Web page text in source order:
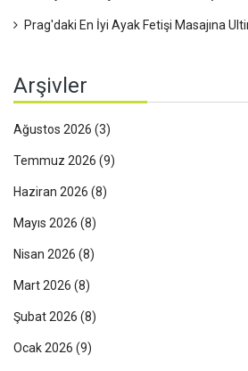
Prag'daki En İyi Ayak Fetişi Masajına
Arşivler
Ağustos 2026 (3)
Temmuz 2026 (9)
Haziran 2026 (8)
Mayıs 2026 (8)
Nisan 2026 (8)
Mart 2026 (8)
Şubat 2026 (8)
Ocak 2026 (9)